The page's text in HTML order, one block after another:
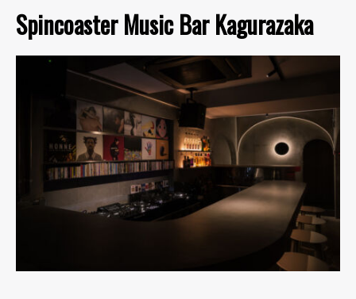
Spincoaster Music Bar Kagurazaka